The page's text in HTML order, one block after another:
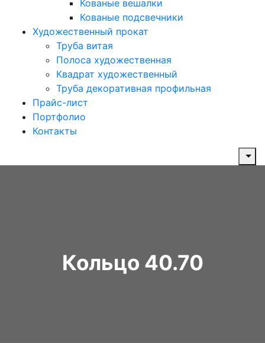
Кованые вешалки
Кованые подсвечники
Художественный прокат
Труба витая
Полоса художественная
Квадрат художественный
Труба декоративная профильная
Прайс-лист
Портфолио
Контакты
Кольцо 40.70